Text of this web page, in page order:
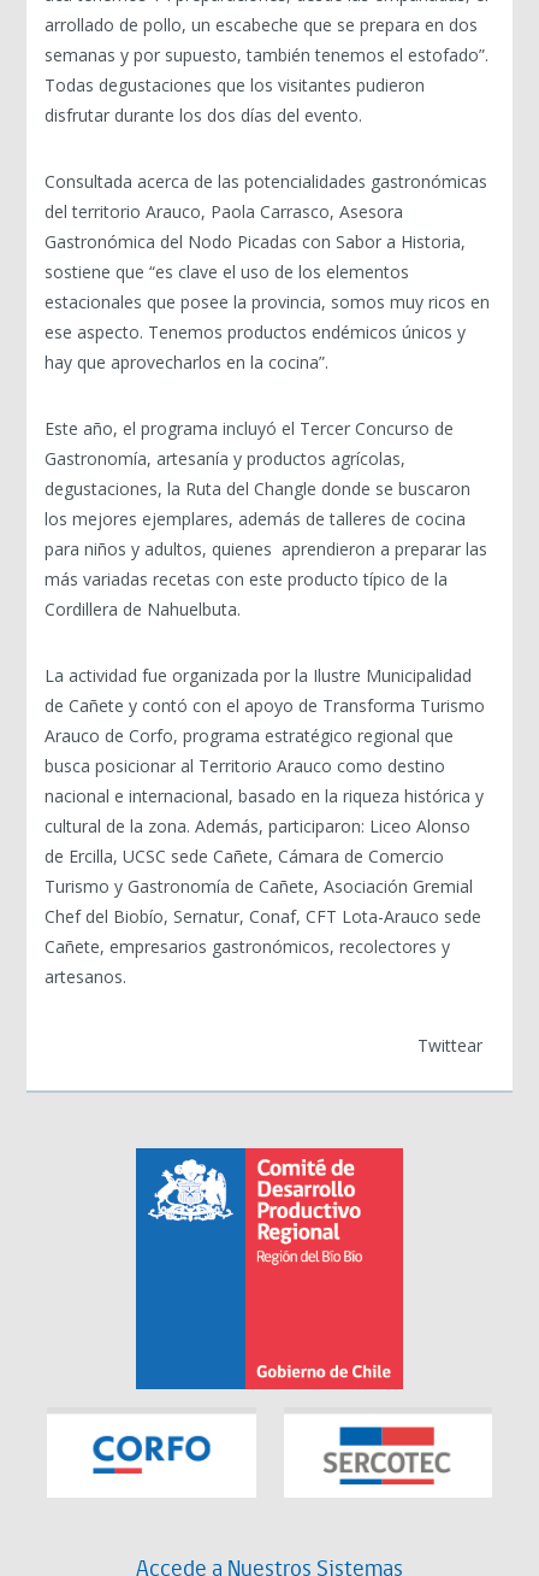
arrollado de pollo, un escabeche que se prepara en dos
semanas y por supuesto, también tenemos el estofado”.
Todas degustaciones que los visitantes pudieron
disfrutar durante los dos días del evento.
Consultada acerca de las potencialidades gastronómicas
del territorio Arauco, Paola Carrasco, Asesora
Gastronómica del Nodo Picadas con Sabor a Historia,
sostiene que “es clave el uso de los elementos
estacionales que posee la provincia, somos muy ricos en
ese aspecto. Tenemos productos endémicos únicos y
hay que aprovecharlos en la cocina”.
Este año, el programa incluyó el Tercer Concurso de
Gastronomía, artesanía y productos agrícolas,
degustaciones, la Ruta del Changle donde se buscaron
los mejores ejemplares, además de talleres de cocina
para niños y adultos, quienes aprendieron a preparar las
más variadas recetas con este producto típico de la
Cordillera de Nahuelbuta.
La actividad fue organizada por la Ilustre Municipalidad
de Cañete y contó con el apoyo de Transforma Turismo
Arauco de Corfo, programa estratégico regional que
busca posicionar al Territorio Arauco como destino
nacional e internacional, basado en la riqueza histórica y
cultural de la zona. Además, participaron: Liceo Alonso
de Ercilla, UCSC sede Cañete, Cámara de Comercio
Turismo y Gastronomía de Cañete, Asociación Gremial
Chef del Biobío, Sernatur, Conaf, CFT Lota-Arauco sede
Cañete, empresarios gastronómicos, recolectores y
artesanos.
Twittear
Accede a Nuestros Sistemas